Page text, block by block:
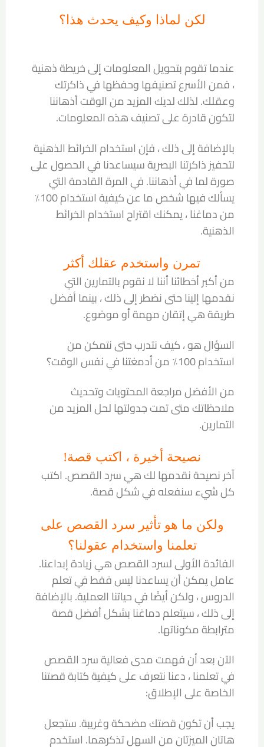
لكن لماذا وكيف يحدث هذا؟
عندما تقوم بتحويل المعلومات إلى خريطة ذهنية
، فمن الأسرع تصنيفها وحفظها في ذاكرتك
وعقلك. لذلك لديك المزيد من الوقت أذهاننا
لتكون قادرة على تصنيف هذه المعلومات.
بالإضافة إلى ذلك ، فإن استخدام الخرائط الذهنية
لتحفيز ذاكرتنا البصرية سيساعدنا في الحصول على
صورة لما في أذهاننا. في المرة القادمة التي
يسألك فيها شخص ما عن كيفية استخدام 100٪
من دماغنا ، يمكنك اقتراح استخدام الخرائط
الذهنية.
تمرن واستخدم عقلك أكثر
من أكبر أخطائنا أننا لا نقوم بالتمارين التي
نقدمها إلينا حتى نضطر إلى ذلك ، بينما أفضل
طريقة هي إتقان مهمة أو موضوع.
السؤال هو ، كيف نتدرب حتى نتمكن من
استخدام 100٪ من أدمغتنا في نفس الوقت؟
من الأفضل مراجعة المحتويات وتحديث
ملاحظاتك متى تمت جدولتها لحل المزيد من
التمارين.
نصيحة أخيرة ، اكتب قصة!
آخر نصيحة نقدمها لك هي سرد ​​القصص. اكتب
كل شيء سنفعله في شكل قصة.
ولكن ما هو تأثير سرد القصص على
تعلمنا واستخدام عقولنا؟
الفائدة الأولى لسرد القصص هي زيادة إبداعنا.
عامل يمكن أن يساعدنا ليس فقط في تعلم
الدروس ، ولكن أيضًا في حياتنا العملية. بالإضافة
إلى ذلك ، سيتعلم دماغنا بشكل أفضل قصة
مترابطة مكوناتها.
الآن بعد أن فهمت مدى فعالية سرد القصص
في تعلمنا ، دعنا نتعرف على كيفية كتابة قصتنا
الخاصة على الإطلاق:
يجب أن تكون قصتك مضحكة وغريبة. ستجعل
هاتان الميزتان من السهل تذكرهما. استخدم